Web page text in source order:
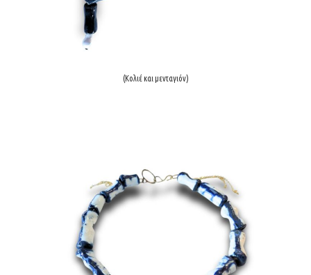
(Κολιέ και μενταγιόν)